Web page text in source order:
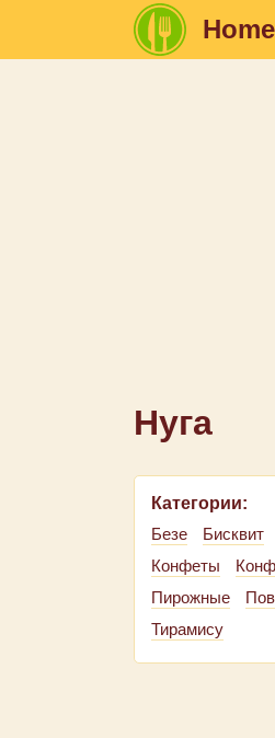
Нуга
Категории:
Безе
Бисквит
Конфеты
Пирожные
Тирамису